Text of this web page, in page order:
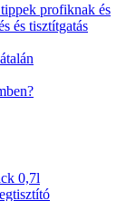
profiknak és
és tisztítgatás
0,7l